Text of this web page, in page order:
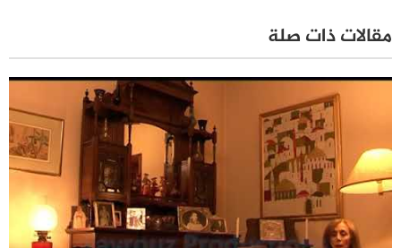
مقالات ذات صلة